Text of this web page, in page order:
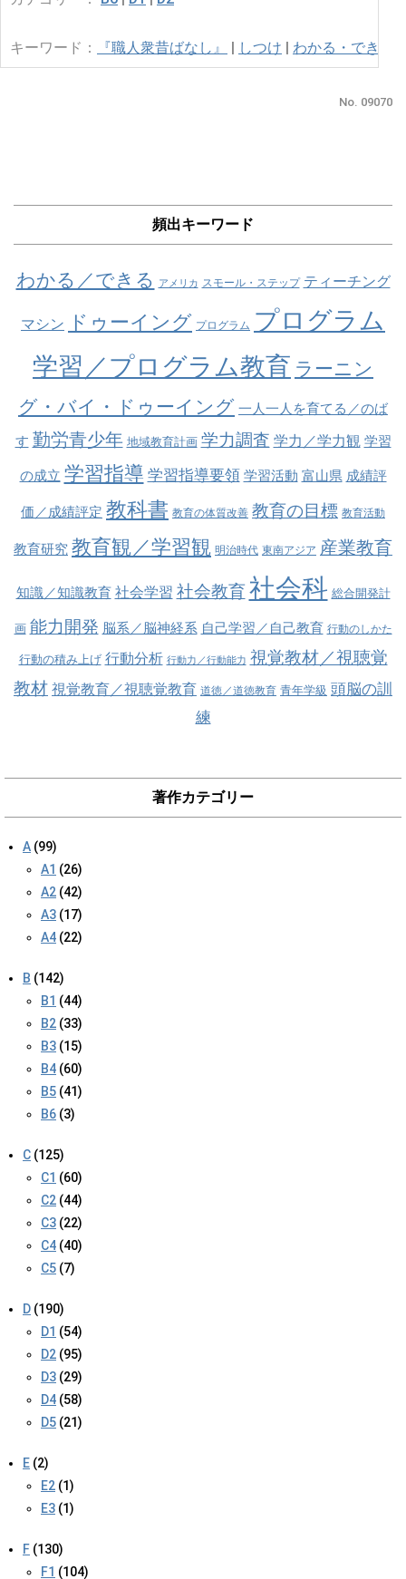
キーワード： 『職人衆昔ばなし』 | しつけ | わかる・できる
No. 09070
頻出キーワード
わかる／できる アメリカ スモール・ステップ ティーチング
マシン ドゥーイング プログラム プログラム
学習／プログラム教育 ラーニン
グ・バイ・ドゥーイング 一人一人を育てる／のば
す 勤労青少年 地域教育計画 学力調査 学力／学力観 学習
の成立 学習指導 学習指導要領 学習活動 富山県 成績評
価／成績評定 教科書 教育の体質改善 教育の目標 教育活動
教育研究 教育観／学習観 明治時代 東南アジア 産業教育
知識／知識教育 社会学習 社会教育社会科 総合開発計
画 能力開発 脳系／脳神経系 自己学習／自己教育 行動のしかた
行動の積み上げ 行動分析 行動力／行動能力 視覚教材／視聴覚
教材 視覚教育／視聴覚教育 道徳／道徳教育 青年学級 頭脳の訓
練
著作カテゴリー
A (99)
A1 (26)
A2 (42)
A3 (17)
A4 (22)
B (142)
B1 (44)
B2 (33)
B3 (15)
B4 (60)
B5 (41)
B6 (3)
C (125)
C1 (60)
C2 (44)
C3 (22)
C4 (40)
C5 (7)
D (190)
D1 (54)
D2 (95)
D3 (29)
D4 (58)
D5 (21)
E (2)
E2 (1)
E3 (1)
F (130)
F1 (104)